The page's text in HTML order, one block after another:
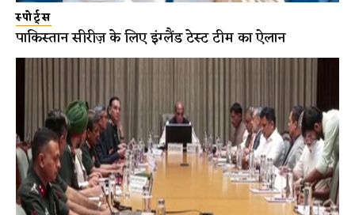
स्पोर्ट्स
पाकिस्तान सीरीज़ के लिए इंग्लैंड टेस्ट टीम का ऐलान